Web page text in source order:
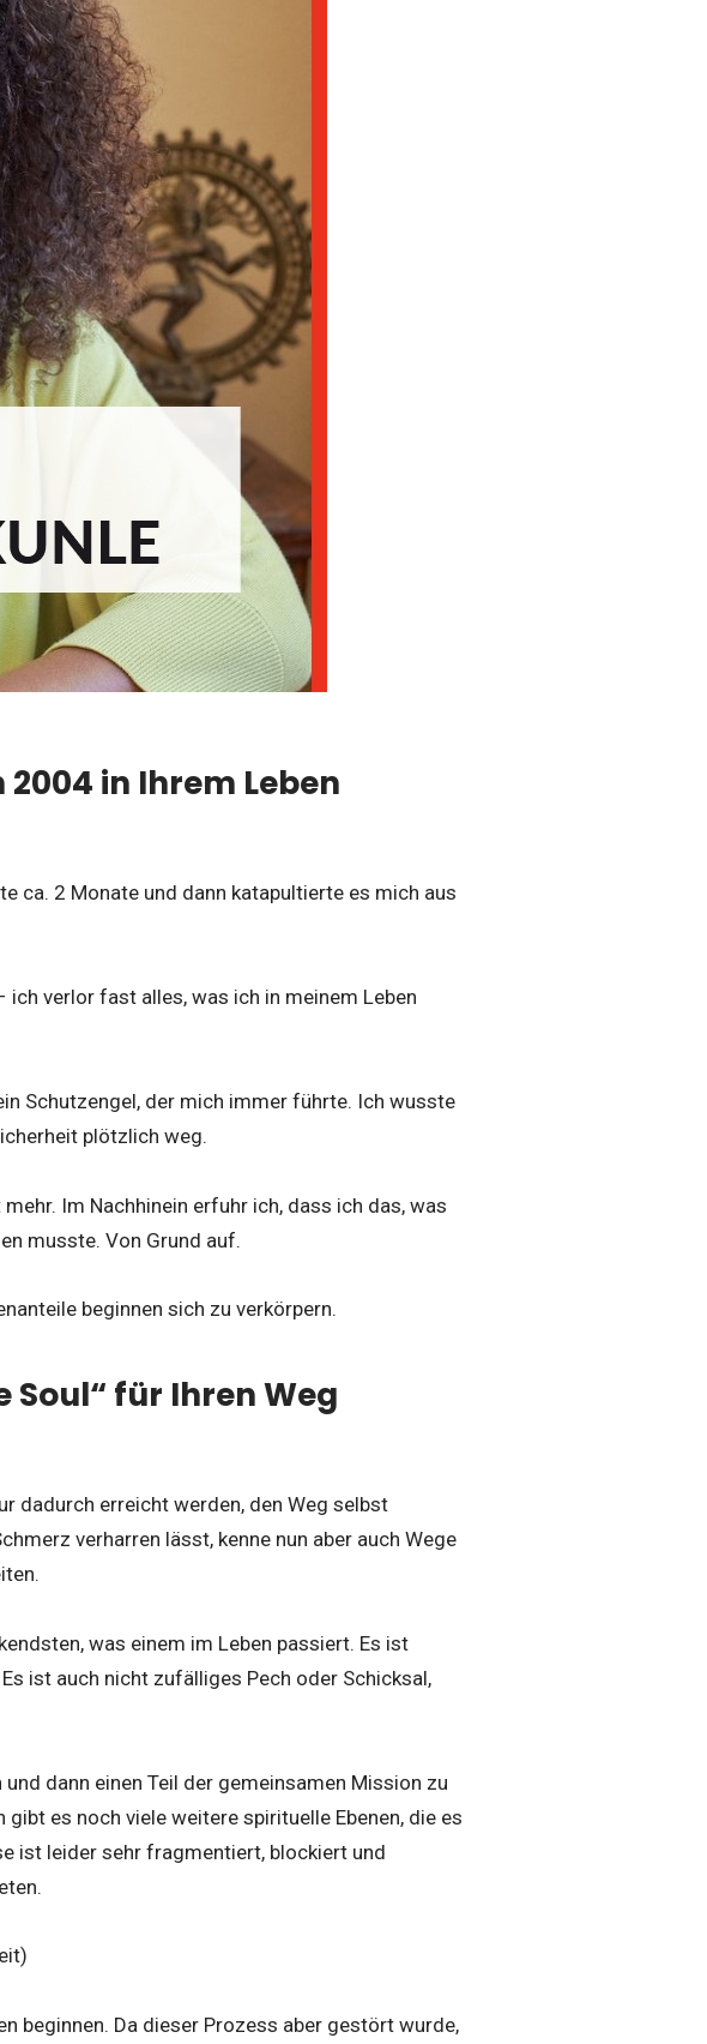
in Ihrem Leben
ca. 2 Monate und dann katapultierte es mich aus
ich verlor fast alles, was ich in meinem Leben
Schutzengel, der mich immer führte. Ich wusste
plötzlich weg.
Im Nachhinein erfuhr ich, dass ich das, was
musste. Von Grund auf.
beginnen sich zu verkörpern.
für Ihren Weg
dadurch erreicht werden, den Weg selbst
verharren lässt, kenne nun aber auch Wege
was einem im Leben passiert. Es ist
ist auch nicht zufälliges Pech oder Schicksal,
dann einen Teil der gemeinsamen Mission zu
es noch viele weitere spirituelle Ebenen, die es
ist leider sehr fragmentiert, blockiert und
beginnen. Da dieser Prozess aber gestört wurde,